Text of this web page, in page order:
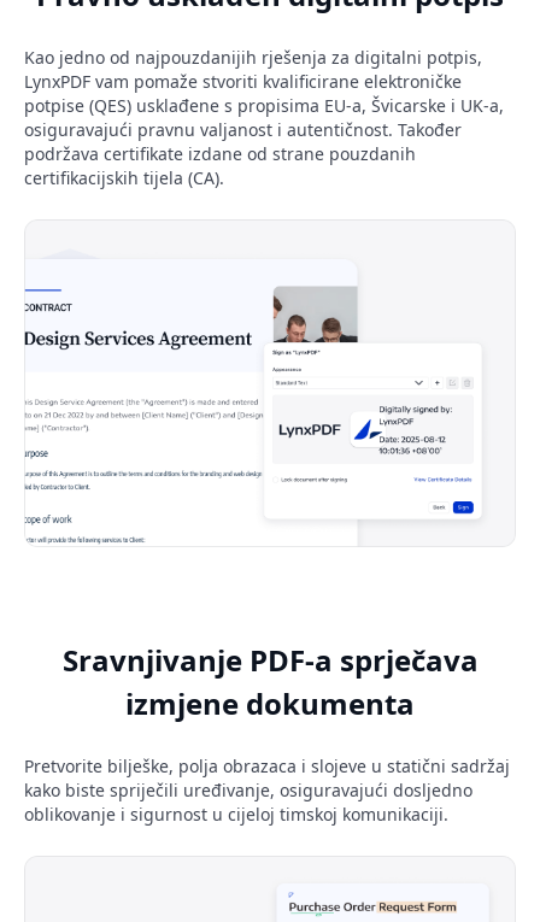
Kao jedno od najpouzdanijih rješenja za digitalni potpis,
LynxPDF vam pomaže stvoriti kvalificirane elektroničke
potpise (QES) usklađene s propisima EU-a, Švicarske i UK-a,
osiguravajući pravnu valjanost i autentičnost. Također
podržava certifikate izdane od strane pouzdanih
certifikacijskih tijela (CA).
Sravnjivanje PDF-a sprječava
izmjene dokumenta
Pretvorite bilješke, polja obrazaca i slojeve u statični sadržaj
kako biste spriječili uređivanje, osiguravajući dosljedno
oblikovanje i sigurnost u cijeloj timskoj komunikaciji.